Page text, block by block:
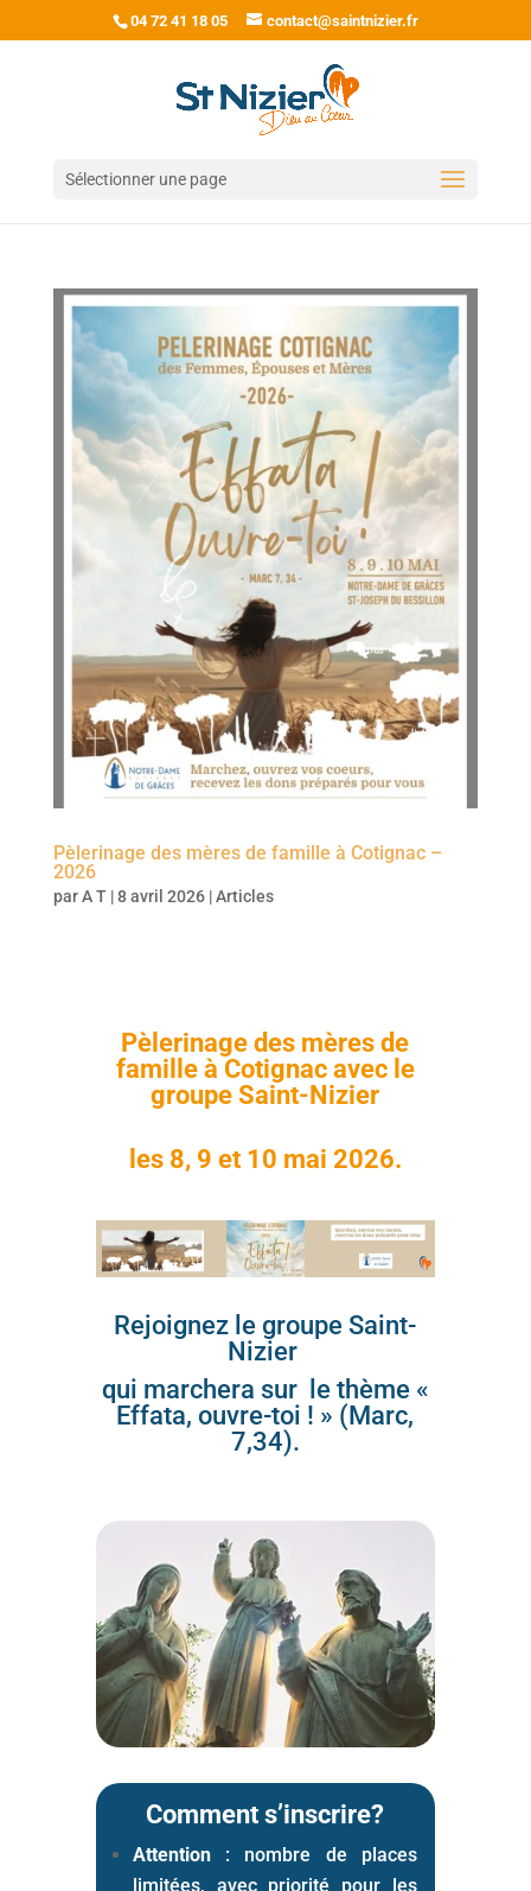
04 72 41 18 05 contact@saintnizier.fr
Sélectionner une page
Pèlerinage des mères de famille à Cotignac –
2026
parA T|8 avril 2026|Articles
Pèlerinage des mères de
famille à Cotignac avec le
groupe Saint-Nizier
les 8, 9 et 10 mai 2026.
Rejoignez le groupe Saint-
Nizier
qui marchera sur le thème «
Effata, ouvre-toi ! » (Marc,
7,34).
Comment s’inscrire?
Attention: nombre de places
limitées, avec priorité pour les